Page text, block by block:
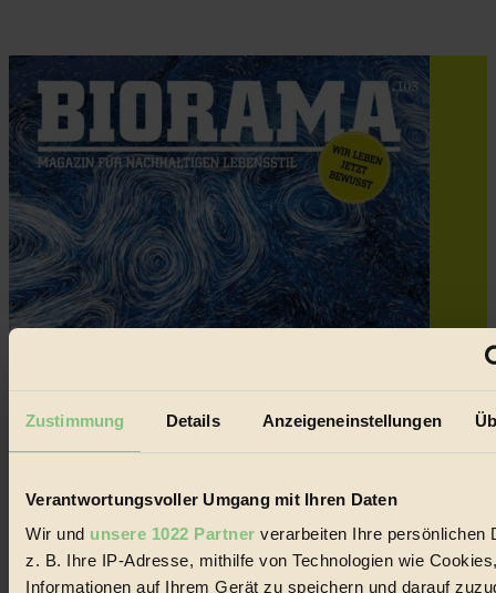
Zustimmung Details Anzeigeneinstellungen
Verantwortungsvoller Umgang mit Ihren Daten
Wir und unsere 1022 Partner verarbeiten Ihre persönlichen
z. B. Ihre IP-Adresse, mithilfe von Technologien wie
Informationen auf Ihrem Gerät zu speichern und darauf